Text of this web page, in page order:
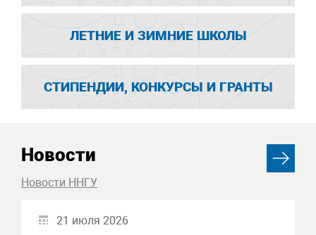
ЛЕТНИЕ И ЗИМНИЕ ШКОЛЫ
СТИПЕНДИИ, КОНКУРСЫ И ГРАНТЫ
Новости
Новости ННГУ
21 июля 2026